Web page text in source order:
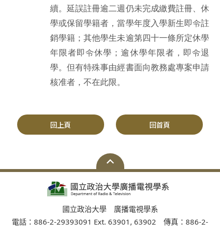
續。延誤註冊逾二週仍未完成繳費註冊、休
學或保留學籍者，當學年度入學新生即令註
銷學籍；其他學生未逾第四十一條所定休學
年限者即令休學；逾休學年限者，即令退
學。但有特殊事由經書面向教務處專案申請
核准者，不在此限。
回上頁 回首頁
國立政治大學 廣播電視學系
電話：886-2-29393091 Ext. 63901, 63902 傳真：886-2-